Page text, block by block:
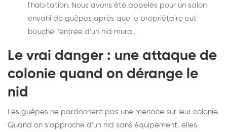
l'habitation. Nous avons été appelés pour un salon
envahi de guêpes après que le propriétaire eut
bouché l'entrée d'un nid mural.
Le vrai danger : une attaque de
colonie quand on dérange le
nid
Les guêpes ne pardonnent pas une menace sur leur colonie.
Quand on s'approche d'un nid sans équipement, elles